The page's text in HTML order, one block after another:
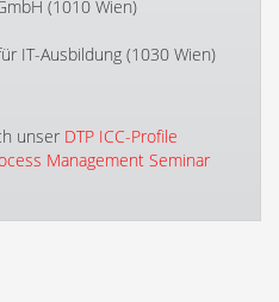
(1010 Wien)
IT-Ausbildung (1030 Wien)
unser DTP ICC-Profile
Management Seminar